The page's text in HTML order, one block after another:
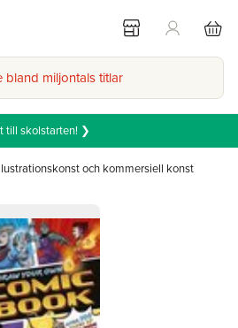
bland miljontals titlar
till skolstarten! ❯
och kommersiell konst